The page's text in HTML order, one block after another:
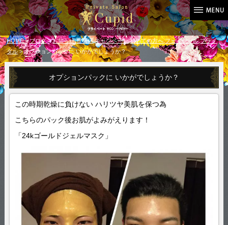
HOME>ブログ>お知らせ,豊橋店,キャンペーン,初めての方へ,フェイシャル,ブライ
ダル> オプションパックに いかがでしょうか？
オプションパックに いかがでしょうか？
この時期乾燥に負けない ハリツヤ美肌を保つ為
こちらのパック後お肌がよみがえります！
「24kゴールドジェルマスク」